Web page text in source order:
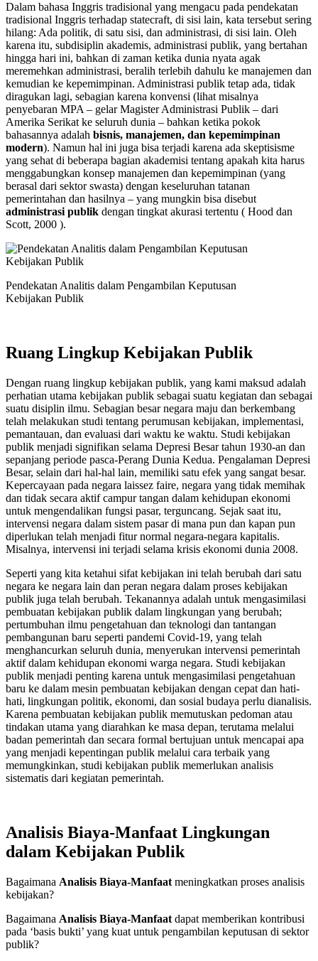
Dalam bahasa Inggris tradisional yang mengacu pada pendekatan
tradisional Inggris terhadap statecraft, di sisi lain, kata tersebut sering
hilang: Ada politik, di satu sisi, dan administrasi, di sisi lain. Oleh
karena itu, subdisiplin akademis, administrasi publik, yang bertahan
hingga hari ini, bahkan di zaman ketika dunia nyata agak
meremehkan administrasi, beralih terlebih dahulu ke manajemen dan
kemudian ke kepemimpinan. Administrasi publik tetap ada, tidak
diragukan lagi, sebagian karena konvensi (lihat misalnya
penyebaran MPA – gelar Magister Administrasi Publik – dari
Amerika Serikat ke seluruh dunia – bahkan ketika pokok
bahasannya adalah bisnis, manajemen, dan kepemimpinan
modern). Namun hal ini juga bisa terjadi karena ada skeptisisme
yang sehat di beberapa bagian akademisi tentang apakah kita harus
menggabungkan konsep manajemen dan kepemimpinan (yang
berasal dari sektor swasta) dengan keseluruhan tatanan
pemerintahan dan hasilnya – yang mungkin bisa disebut
administrasi publik dengan tingkat akurasi tertentu ( Hood dan
Scott, 2000 ).
Pendekatan Analitis dalam Pengambilan Keputusan
Kebijakan Publik
Ruang Lingkup Kebijakan Publik
Dengan ruang lingkup kebijakan publik, yang kami maksud adalah
perhatian utama kebijakan publik sebagai suatu kegiatan dan sebagai
suatu disiplin ilmu. Sebagian besar negara maju dan berkembang
telah melakukan studi tentang perumusan kebijakan, implementasi,
pemantauan, dan evaluasi dari waktu ke waktu. Studi kebijakan
publik menjadi signifikan selama Depresi Besar tahun 1930-an dan
sepanjang periode pasca-Perang Dunia Kedua. Pengalaman Depresi
Besar, selain dari hal-hal lain, memiliki satu efek yang sangat besar.
Kepercayaan pada negara laissez faire, negara yang tidak memihak
dan tidak secara aktif campur tangan dalam kehidupan ekonomi
untuk mengendalikan fungsi pasar, terguncang. Sejak saat itu,
intervensi negara dalam sistem pasar di mana pun dan kapan pun
diperlukan telah menjadi fitur normal negara-negara kapitalis.
Misalnya, intervensi ini terjadi selama krisis ekonomi dunia 2008.
Seperti yang kita ketahui sifat kebijakan ini telah berubah dari satu
negara ke negara lain dan peran negara dalam proses kebijakan
publik juga telah berubah. Tekanannya adalah untuk mengasimilasi
pembuatan kebijakan publik dalam lingkungan yang berubah;
pertumbuhan ilmu pengetahuan dan teknologi dan tantangan
pembangunan baru seperti pandemi Covid-19, yang telah
menghancurkan seluruh dunia, menyerukan intervensi pemerintah
aktif dalam kehidupan ekonomi warga negara. Studi kebijakan
publik menjadi penting karena untuk mengasimilasi pengetahuan
baru ke dalam mesin pembuatan kebijakan dengan cepat dan hati-
hati, lingkungan politik, ekonomi, dan sosial budaya perlu dianalisis.
Karena pembuatan kebijakan publik memutuskan pedoman atau
tindakan utama yang diarahkan ke masa depan, terutama melalui
badan pemerintah dan secara formal bertujuan untuk mencapai apa
yang menjadi kepentingan publik melalui cara terbaik yang
memungkinkan, studi kebijakan publik memerlukan analisis
sistematis dari kegiatan pemerintah.
Analisis Biaya-Manfaat Lingkungan
dalam Kebijakan Publik
Bagaimana Analisis Biaya-Manfaat meningkatkan proses analisis
kebijakan?
Bagaimana Analisis Biaya-Manfaat dapat memberikan kontribusi
pada ‘basis bukti’ yang kuat untuk pengambilan keputusan di sektor
publik?